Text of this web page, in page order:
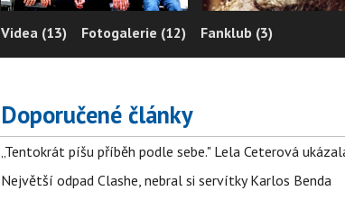
Videa (13) Fotogalerie (12) Fanklub (3)
Doporučené články
„Tentokrát píšu příběh podle sebe." Lela Ceterová
Největší odpad Clashe, nebral si servítky Karlos Benda